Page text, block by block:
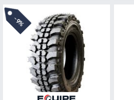
-
9%